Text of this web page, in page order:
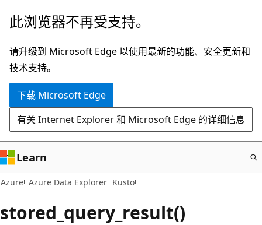
跳
主
要
内
此浏览器不再受支持。
请升级到 Microsoft Edge 以使用最新的功能、安全更新和
技术支持。
下载 Microsoft Edge
有关 Internet Explorer 和 Microsoft Edge 的详细信息
Learn
Azure Azure Data Explorer Kusto
stored_query_result()